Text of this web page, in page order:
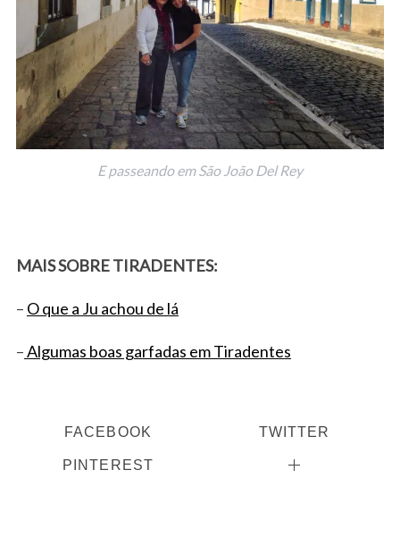
E passeando em São João Del Rey
MAIS SOBRE TIRADENTES:
– O que a Ju achou de lá
–Algumas boas garfadas em Tiradentes
FACEBOOK TWITTER
PINTEREST